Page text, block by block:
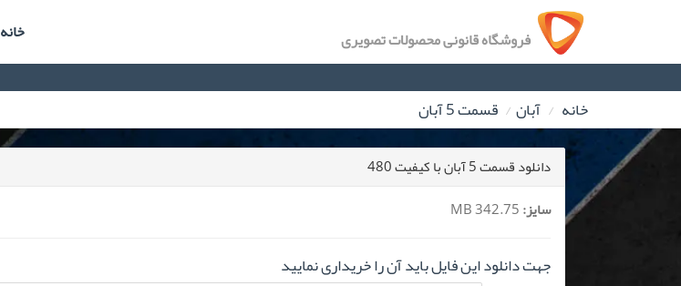
فروشگاه قانونی محصولات تصویری خانه
خانه آبان قسمت 5 آبان
دانلود قسمت 5 آبان با کیفیت 480
سایز:
جهت دانلود این فایل باید آن را خریداری نمایید